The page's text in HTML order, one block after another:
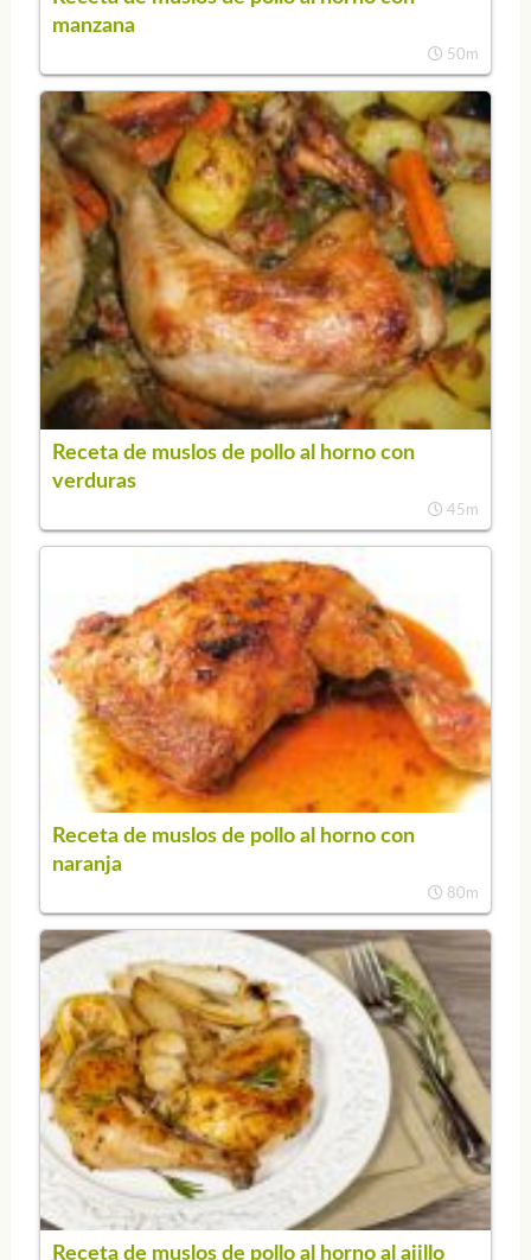
manzana
50m
Receta de muslos de pollo al horno con
verduras
45m
Receta de muslos de pollo al horno con
naranja
80m
Receta de muslos de pollo al horno al ajillo